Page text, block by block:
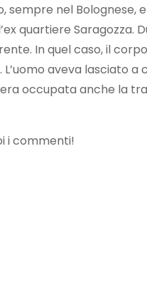
sempre nel
quartiere
In quel caso, il
aveva lasciato
occupata anche la
i commenti!